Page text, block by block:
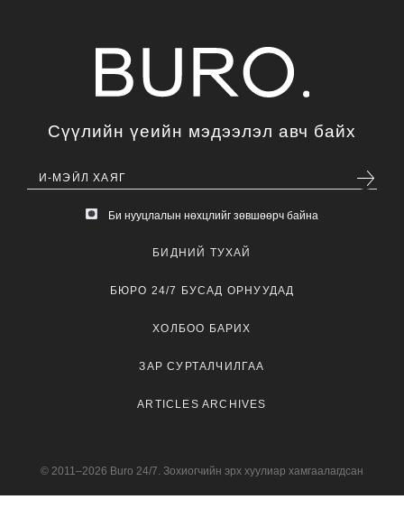
Сүүлийн үеийн мэдээлэл авч байх
Би нууцлалын нөхцлийг зөвшөөрч байна
БИДНИЙ ТУХАЙ
БЮРО 24/7 БУСАД ОРНУУДАД
ХОЛБОО БАРИХ
ЗАР СУРТАЛЧИЛГАА
ARTICLES ARCHIVES
© 2011–2026 Buro 24/7. Зохиогчийн эрх хуулиар хамгаалагдсан